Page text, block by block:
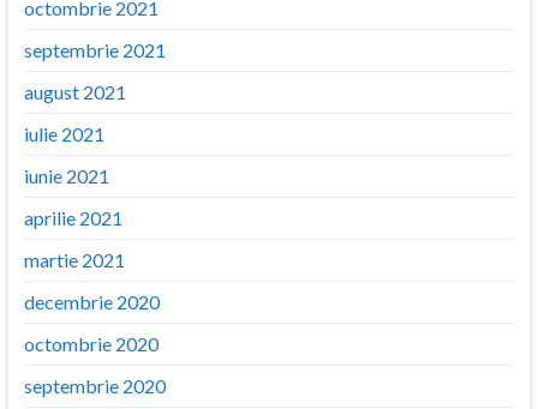
octombrie 2021
septembrie 2021
august 2021
iulie 2021
iunie 2021
aprilie 2021
martie 2021
decembrie 2020
octombrie 2020
septembrie 2020